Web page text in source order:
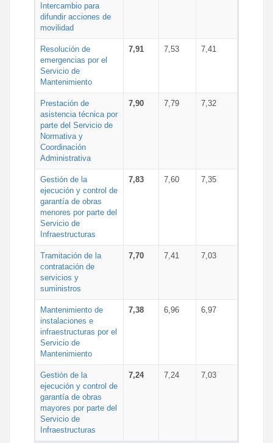
Intercambio para
difundir acciones de
movilidad
Resolución de
emergencias por el
Servicio de
Mantenimiento
7,91 7,53 7,41
Prestación de
asistencia técnica por
parte del Servicio de
Normativa y
Coordinación
Administrativa
7,90 7,79 7,32
Gestión de la
ejecución y control de
garantía de obras
menores por parte del
Servicio de
Infraestructuras
7,83 7,60 7,35
Tramitación de la
contratación de
servicios y
suministros
7,70 7,41 7,03
Mantenimiento de
instalaciones e
infraestructuras por el
Servicio de
Mantenimiento
7,38 6,96 6,97
Gestión de la
ejecución y control de
garantía de obras
mayores por parte del
Servicio de
Infraestructuras
7,24 7,24 7,03